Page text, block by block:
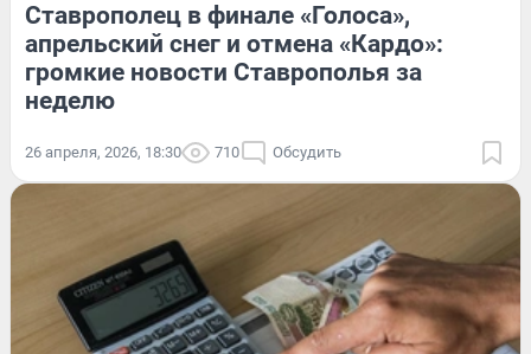
Ставрополец в финале «Голоса»,
апрельский снег и отмена «Кардо»:
громкие новости Ставрополья за
неделю
26 апреля, 2026, 18:30 710 Обсудить